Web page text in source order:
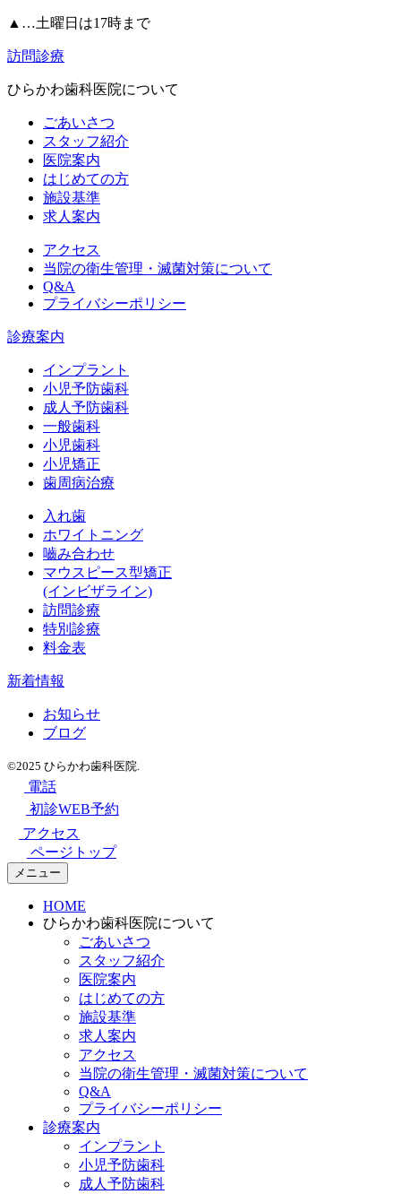
▲…土曜日は17時まで
訪問診療
ひらかわ歯科医院について
ごあいさつ
スタッフ紹介
医院案内
はじめての方
施設基準
求人案内
アクセス
当院の衛生管理・滅菌対策について
Q&A
プライバシーポリシー
診療案内
インプラント
小児予防歯科
成人予防歯科
一般歯科
小児歯科
小児矯正
歯周病治療
入れ歯
ホワイトニング
嚙み合わせ
マウスピース型矯正
(インビザライン)
訪問診療
特別診療
料金表
新着情報
お知らせ
ブログ
©2025 ひらかわ歯科医院.
電話
初診WEB予約
アクセス
ページトップ
メニュー
HOME
ひらかわ歯科医院について
ごあいさつ
スタッフ紹介
医院案内
はじめての方
施設基準
求人案内
アクセス
当院の衛生管理・滅菌対策について
Q&A
プライバシーポリシー
診療案内
インプラント
小児予防歯科
成人予防歯科